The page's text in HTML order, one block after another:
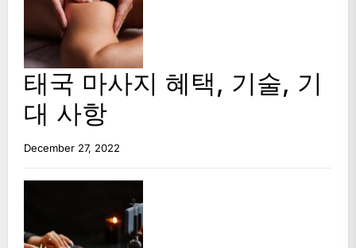
태국 마사지 혜택, 기술, 기
대 사항
December 27, 2022